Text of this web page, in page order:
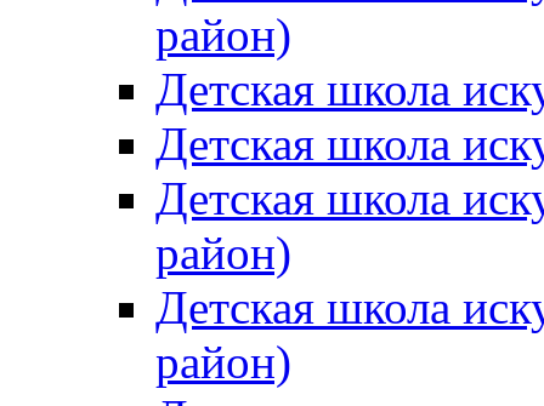
район)
Детская школа
Детская школа
Детская школа
район)
Детская школа
район)